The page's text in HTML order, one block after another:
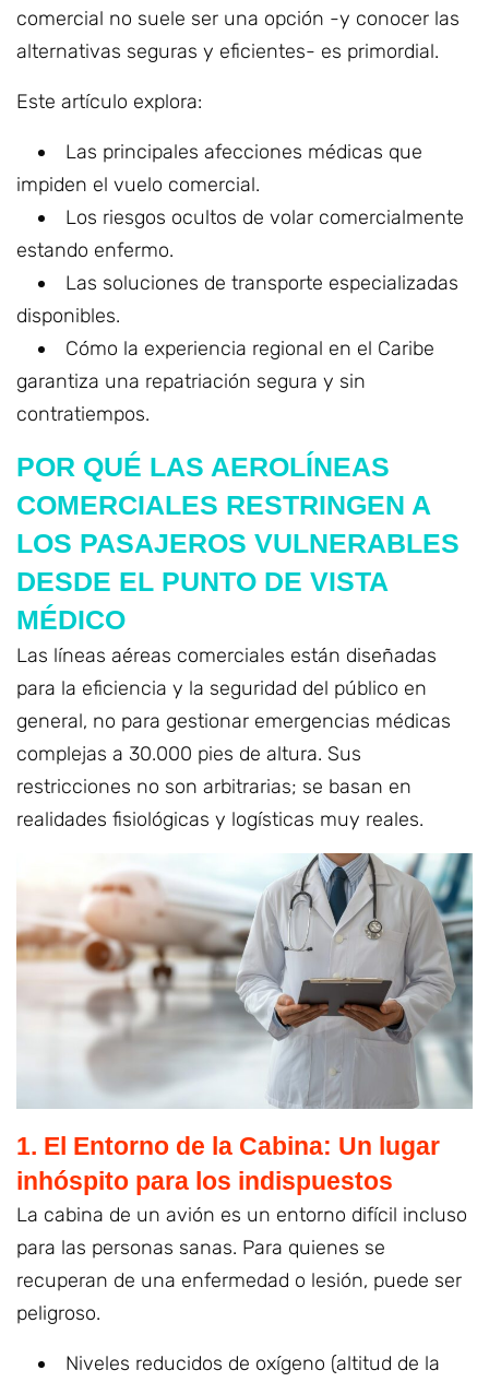
comercial no suele ser una opción -y conocer las
alternativas seguras y eficientes- es primordial.
Este artículo explora:
Las principales afecciones médicas que
impiden el vuelo comercial.
Los riesgos ocultos de volar comercialmente
estando enfermo.
Las soluciones de transporte especializadas
disponibles.
Cómo la experiencia regional en el Caribe
garantiza una repatriación segura y sin
contratiempos.
POR QUÉ LAS AEROLÍNEAS
COMERCIALES RESTRINGEN A
LOS PASAJEROS VULNERABLES
DESDE EL PUNTO DE VISTA
MÉDICO
Las líneas aéreas comerciales están diseñadas
para la eficiencia y la seguridad del público en
general, no para gestionar emergencias médicas
complejas a 30.000 pies de altura. Sus
restricciones no son arbitrarias; se basan en
realidades fisiológicas y logísticas muy reales.
1. El Entorno de la Cabina: Un lugar
inhóspito para los indispuestos
La cabina de un avión es un entorno difícil incluso
para las personas sanas. Para quienes se
recuperan de una enfermedad o lesión, puede ser
peligroso.
Niveles reducidos de oxígeno (altitud de la